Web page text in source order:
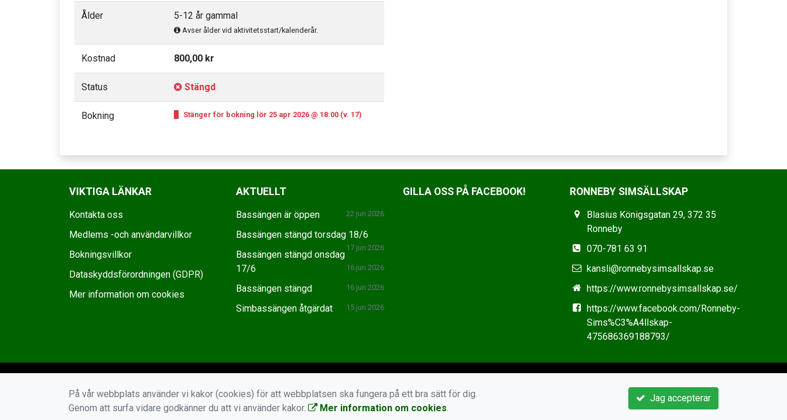
Ålder 5-12 år gammal
Avser ålder vid aktivitetsstart/kalenderår.
Kostnad 800,00 kr
Status Stängd
Bokning Stänger för bokning lör 25 apr 2026 @ 18:00 (v. 17)
VIKTIGA LÄNKAR
Kontakta oss
Medlems -och användarvillkor
Bokningsvillkor
Dataskyddsförordningen (GDPR)
Mer information om cookies
AKTUELLT
Bassängen är öppen 22 jun 2026
Bassängen stängd torsdag 18/6
17 jun 2026
Bassängen stängd onsdag
17/6
16 jun 2026
Bassängen stängd 16 jun 2026
Simbassängen åtgärdat 15 jun 2026
GILLA OSS PÅ FACEBOOK! RONNEBY SIMSÄLLSKAP
Blasius Königsgatan 29, 372 35
Ronneby
070-781 63 91
kansli@ronnebysimsallskap.se
https://www.ronnebysimsallskap.se/
https://www.facebook.com/Ronneby-
Sims%C3%A4llskap-
475686369188793/
Jag accepterar
På vår webbplats använder vi kakor (cookies) för att webbplatsen ska fungera på ett bra sätt för dig.
Genom att surfa vidare godkänner du att vi använder kakor.
Mer information om cookies.